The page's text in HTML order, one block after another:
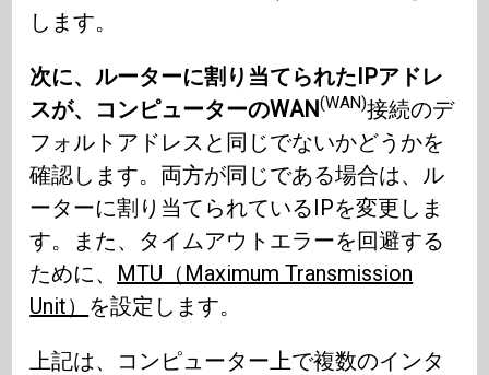
します。
次に、ルーターに割り当てられたIPアドレ
スが、コンピューターのWAN(WAN)接続のデ
フォルトアドレスと同じでないかどうかを
確認します。両方が同じである場合は、ル
ーターに割り当てられているIPを変更しま
す。また、タイムアウトエラーを回避する
ために、 MTU（Maximum Transmission
Unit） を設定します。
上記は、コンピューター上で複数のインタ